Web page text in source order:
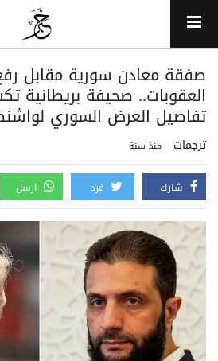
صفقة معادن سورية مقابل
العقوبات.. صحيفة بريطانية
تفاصيل العرض السوري
ترجمات منذ سنة
شارك غرد ارسل